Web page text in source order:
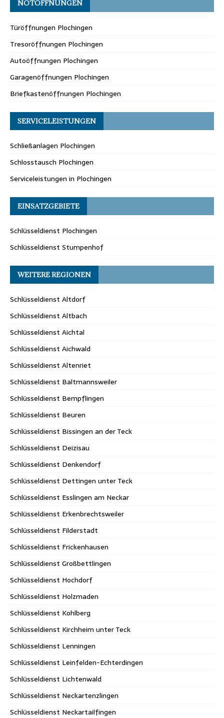
NOTÖFFNUNGEN
Türöffnungen Plochingen
Tresoröffnungen Plochingen
Autoöffnungen Plochingen
Garagenöffnungen Plochingen
Briefkastenöffnungen Plochingen
SERVICELEISTUNGEN
Schließanlagen Plochingen
Schlosstausch Plochingen
Serviceleistungen in Plochingen
EINSATZGEBIETE
Schlüsseldienst Plochingen
Schlüsseldienst Stumpenhof
WEITERE REGIONEN
Schlüsseldienst Altdorf
Schlüsseldienst Altbach
Schlüsseldienst Aichtal
Schlüsseldienst Aichwald
Schlüsseldienst Altenriet
Schlüsseldienst Baltmannsweiler
Schlüsseldienst Bempflingen
Schlüsseldienst Beuren
Schlüsseldienst Bissingen an der Teck
Schlüsseldienst Deizisau
Schlüsseldienst Denkendorf
Schlüsseldienst Dettingen unter Teck
Schlüsseldienst Esslingen am Neckar
Schlüsseldienst Erkenbrechtsweiler
Schlüsseldienst Filderstadt
Schlüsseldienst Frickenhausen
Schlüsseldienst Großbettlingen
Schlüsseldienst Hochdorf
Schlüsseldienst Holzmaden
Schlüsseldienst Kohlberg
Schlüsseldienst Kirchheim unter Teck
Schlüsseldienst Lenningen
Schlüsseldienst Leinfelden-Echterdingen
Schlüsseldienst Lichtenwald
Schlüsseldienst Neckartenzlingen
Schlüsseldienst Neckartailfingen